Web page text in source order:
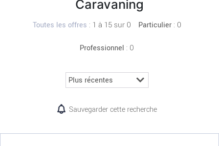
Caravaning
Toutes les offres : 1 à 15 sur 0 Particulier: 0
Professionnel : 0
Sauvegarder cette recherche